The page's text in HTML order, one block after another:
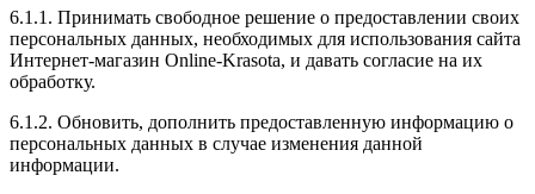
6.1.1. Принимать свободное решение о предоставлении своих
персональных данных, необходимых для использования сайта
Интернет-магазин Online-Krasota, и давать согласие на их
обработку.
6.1.2. Обновить, дополнить предоставленную информацию о
персональных данных в случае изменения данной
информации.